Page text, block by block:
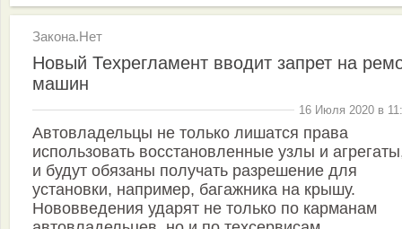
Закона.Нет
Новый Техрегламент вводит запрет на
машин
16 Июля 2020 в
Автовладельцы не только лишатся права
использовать восстановленные узлы и
и будут обязаны получать разрешение для
установки, например, багажника на крышу.
Нововведения ударят не только по карманам